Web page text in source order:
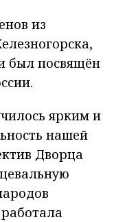
из
был посвящён
ярким и
нашей
Дворца